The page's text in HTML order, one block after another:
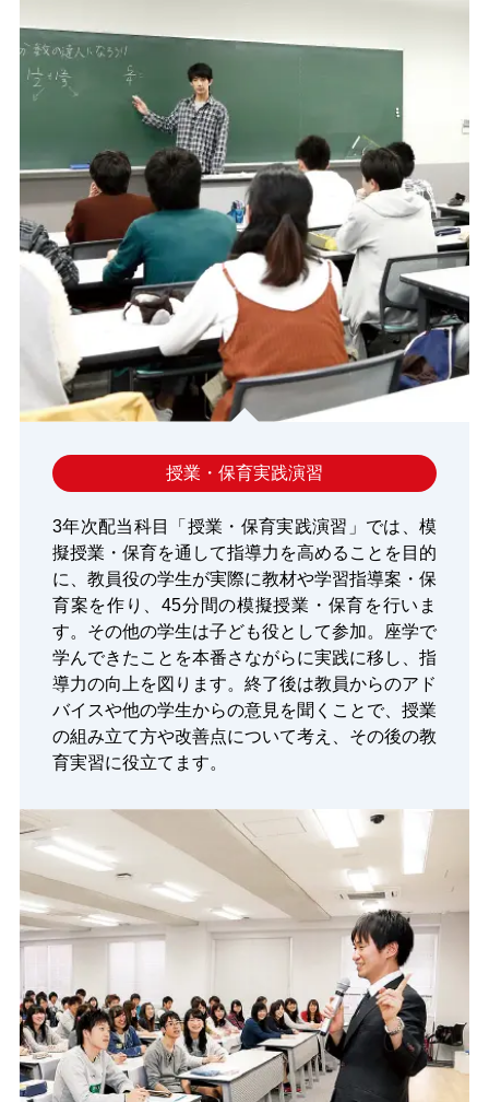
授業・保育実践演習
3年次配当科目「授業・保育実践演習」では、模
擬授業・保育を通して指導力を高めることを目的
に、教員役の学生が実際に教材や学習指導案・保
育案を作り、45分間の模擬授業・保育を行いま
す。その他の学生は子ども役として参加。座学で
学んできたことを本番さながらに実践に移し、指
導力の向上を図ります。終了後は教員からのアド
バイスや他の学生からの意見を聞くことで、授業
の組み立て方や改善点について考え、その後の教
育実習に役立てます。